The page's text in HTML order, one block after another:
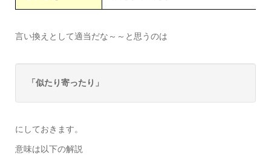
言い換えとして適当だな～～と思うのは
「似たり寄ったり」
にしておきます。
意味は以下の解説